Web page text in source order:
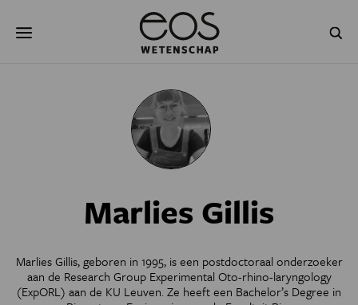
naar
NATUURWETENSCHAPPEN
PSYCHE & BREIN BLOGS
JONGE UITDAGERS
Marlies Gillis
Marlies Gillis, geboren in 1995, is een postdoctoraal onderzoeker
aan de Research Group Experimental Oto-rhino-laryngology
(ExpORL) aan de KU Leuven. Ze heeft een Bachelor’s Degree in